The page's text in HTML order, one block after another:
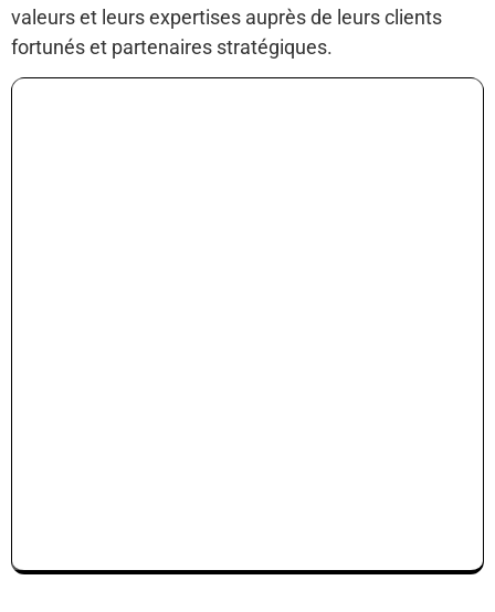
valeurs et leurs expertises auprès de leurs clients
fortunés et partenaires stratégiques.